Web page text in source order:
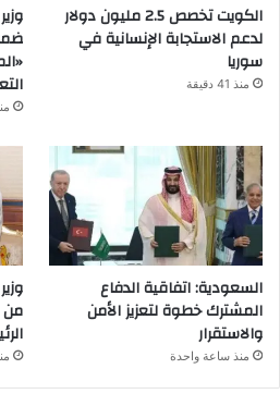
الكويت تخصص 2.5 مليون دولار
لدعم الاستجابة الإنسانية في
سوريا
منذ 41 دقيقة
منذ
السعودية: اتفاقية الدفاع
المشترك خطوة لتعزيز الأمن
والاستقرار
منذ ساعة واحدة
من